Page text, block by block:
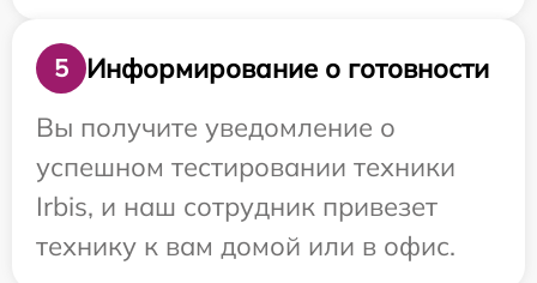
5
Информирование о готовности
Вы получите уведомление о
успешном тестировании техники
Irbis, и наш сотрудник привезет
технику к вам домой или в офис.